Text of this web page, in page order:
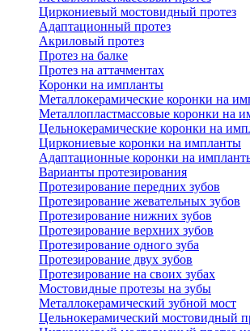
Циркониевый мостовидный протез
Адаптационный протез
Акриловый протез
Протез на балке
Протез на аттачментах
Коронки на импланты
Металлокерамические коронки на
Металлопластмассовые коронки на
Цельнокерамические коронки на
Циркониевые коронки на импланты
Адаптационные коронки на
Варианты протезирования
Протезирование передних зубов
Протезирование жевательных зубов
Протезирование нижних зубов
Протезирование верхних зубов
Протезирование одного зуба
Протезирование двух зубов
Протезирование на своих зубах
Мостовидные протезы на зубы
Металлокерамический зубной мост
Цельнокерамический мостовидный